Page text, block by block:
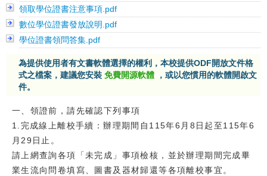
校友
媒體
領取學位證書注意事項.pdf
數位學位證書發放說明.pdf
學位證書領問答集.pdf
為提供使用者有文書軟體選擇的權利，本校提供ODF開放文件格
式之檔案，建議您安裝免費開源軟體 ，或以您慣用的軟體開啟文
件。
一、領證前，請先確認下列事項
1.完成線上離校手續：辦理期間自115年6月8日起至115年6
月29日止。
請上網查詢各項「未完成」事項檢核，並於辦理期間完成畢
業生流向問卷填寫、圖書及器材歸還等各項離校事宜。